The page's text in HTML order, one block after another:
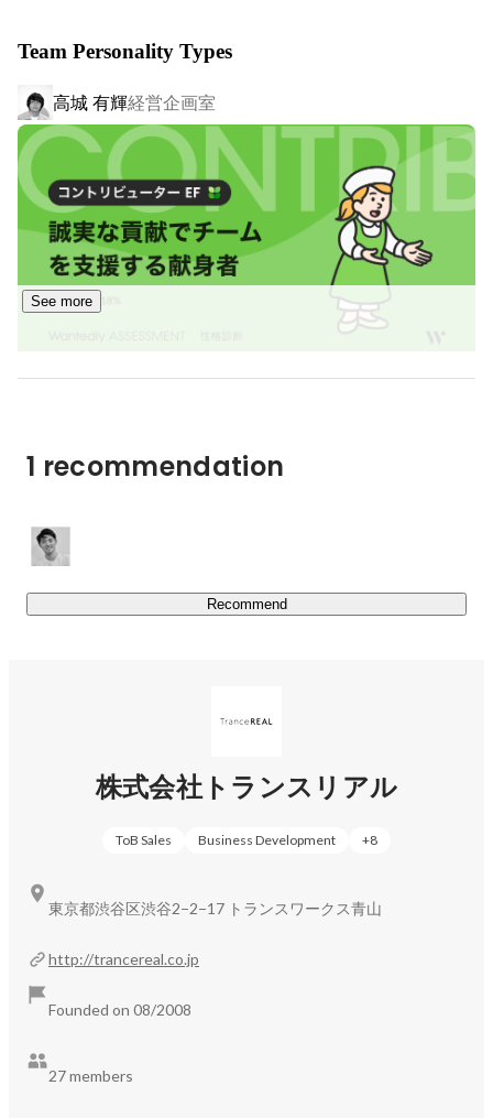
DX事業
-不動産業界のアナログ業務をデジタル化し、オーナー・
管理会社・入居者の三者をつなぐプラットフォームを構築
しています。
・不動産DXサービス「Prop Form」の開発・展開
https://prop-form.com/）
・物件情報・顧客情報の共通データ基盤構築
・AI・データ活用による業務効率化ツール
・不動産オーナー・管理会社向けSaaSプロダクト
-オフィス特化型家賃債務保証事業（スタートアップ特
-オフィス特化型損害保険代理業
したポジションです。
Team Personality Types
高城 有輝経営企画室
See more
1 recommendation
Recommend
株式会社トランスリアル
ToB Sales Business Development +8
http://trancereal.co.jp
Founded on 08/2008
27 members
東京都渋谷区渋谷2−2−17 トランスワークス青山